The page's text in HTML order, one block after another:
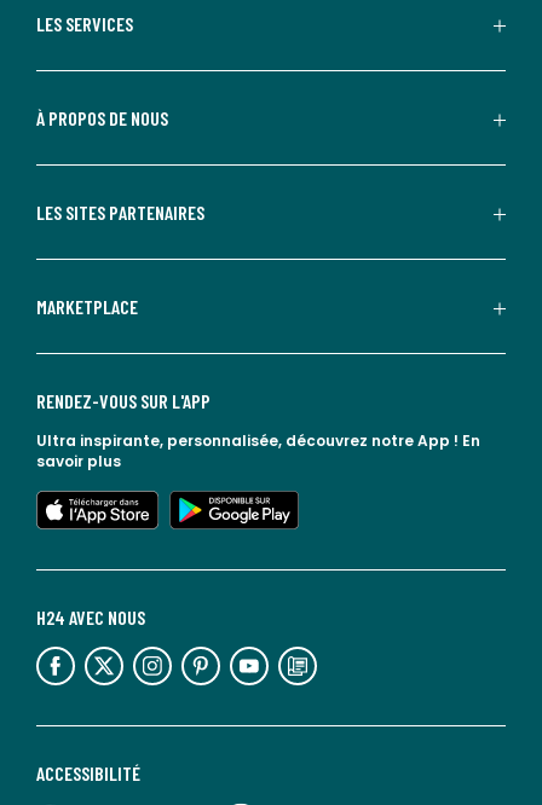
LES SERVICES
À PROPOS DE NOUS
LES SITES PARTENAIRES
MARKETPLACE
ACCESSIBILITÉ
lien vers Sourdline
H24 AVEC NOUS
lien vers l'espace réseaux sociaux lien vers l'espace réseaux sociaux lien vers l'espace réseaux sociaux lien vers l'espace réseaux sociaux lien vers l'espace réseaux sociaux lien vers le blog la redoute
RENDEZ-VOUS SUR L'APP
Ultra inspirante, personnalisée, découvrez notre App ! En
savoir plus
lien vers l'app store
lien vers google play